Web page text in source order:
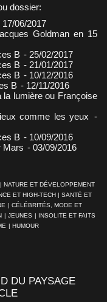
dossier:
17/06/2017
Goldman en 15
B - 25/02/2017
B - 21/01/2017
B - 10/12/2016
B - 12/11/2016
lumière ou Françoise
comme les yeux -
B - 10/09/2016
Mars - 03/09/2016
| NATURE ET DÉVELOPPEMENT
ET HIGH-TECH | SANTÉ ET
| CÉLÉBRITÉS, MODE ET
| JEUNES | INSOLITE ET FAITS
| HUMOUR
DU PAYSAGE